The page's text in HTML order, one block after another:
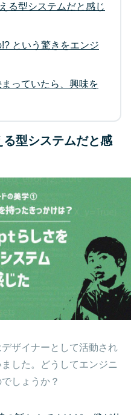
る型システムだと感じ
という驚きをエンジ
っていたら、興味を
型システムだと感
ザイナーとして活動され
した。どうしてエンジニ
しょうか？